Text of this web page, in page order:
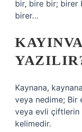
bir, bire bir; birer
birer…
Kaynana,
veya nedime; Bir
veya evli çiftlerin
kelimedir.